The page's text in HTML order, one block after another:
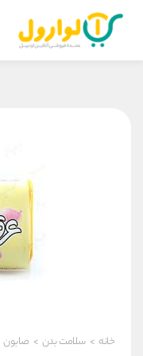
خانه > سلامت بدن > صابون